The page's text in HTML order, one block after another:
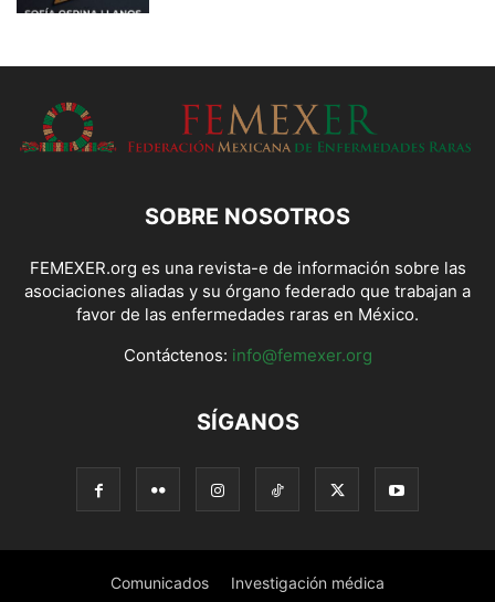
SOBRE NOSOTROS
FEMEXER.org es una revista-e de información sobre las
asociaciones aliadas y su órgano federado que trabajan a
favor de las enfermedades raras en México.
Contáctenos: info@femexer.org
SÍGANOS
Comunicados Investigación médica